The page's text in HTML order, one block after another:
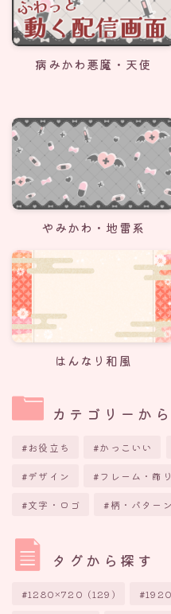
病みかわ悪魔・天使
やみかわ・地雷系
はんなり和風
カテゴリーか
お役立ち かっこいい
デザイン フレーム・飾り
文字・ロゴ 柄・パターン
タグから探す
1280×720 (129)